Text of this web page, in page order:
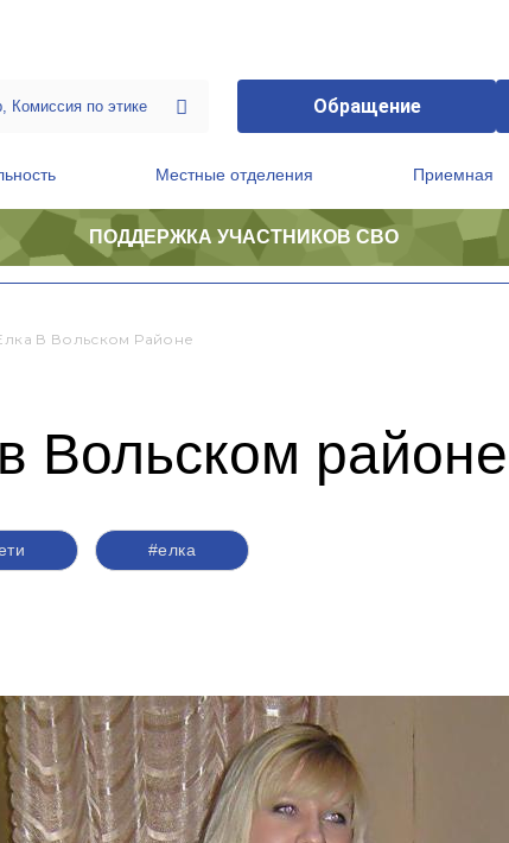
Обращение
Местные отделения Приемная
ПОДДЕРЖКА УЧАСТНИКОВ СВО
В Вольском Районе
Вольском районе
#елка